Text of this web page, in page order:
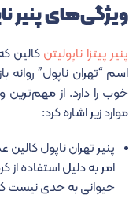
ویژگی‌های پنیر
پنیر پیتزا ناپولیتن کالین
اسم “تهران ناپول” روانه
موارد زیر اشاره کرد:
پنیر تهران ناپول
امر به دلیل استفاده از
حیوانی به حدی نیست